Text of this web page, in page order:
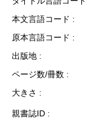
本文言語コード
原本言語コード
出版地
ページ数/冊数
大きさ
親書誌ID